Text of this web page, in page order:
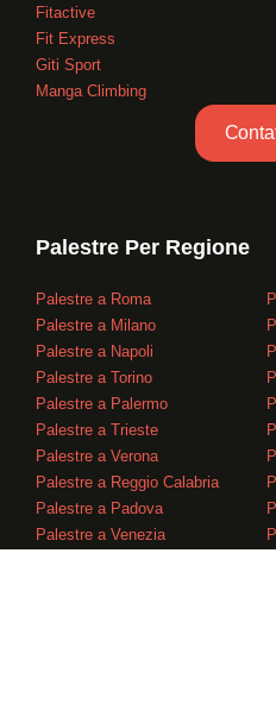
Fitactive
Fit Express
Giti Sport
Manga Climbing
Palestre Per Regione
Palestre a Roma
Palestre a Milano
Palestre a Napoli
Palestre a Torino
Palestre a Palermo
Palestre a Trieste
Palestre a Verona
Palestre a Reggio Calabria
Palestre a Padova
Palestre a Venezia